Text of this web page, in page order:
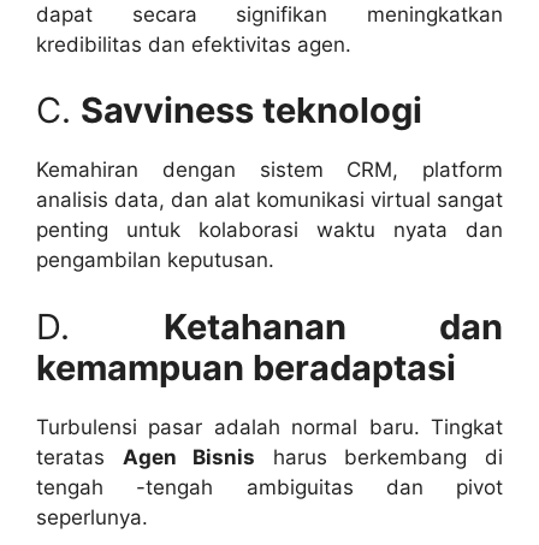
dapat secara signifikan meningkatkan
kredibilitas dan efektivitas agen.
C. Savviness teknologi
Kemahiran dengan sistem CRM, platform
analisis data, dan alat komunikasi virtual sangat
penting untuk kolaborasi waktu nyata dan
pengambilan keputusan.
D. Ketahanan dan
kemampuan beradaptasi
Turbulensi pasar adalah normal baru. Tingkat
teratas Agen Bisnis harus berkembang di
tengah -tengah ambiguitas dan pivot
seperlunya.